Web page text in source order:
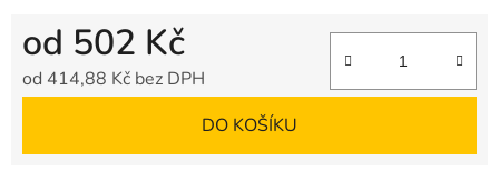
od 502 Kč
od 414,88 Kč bez DPH
DO KOŠÍKU